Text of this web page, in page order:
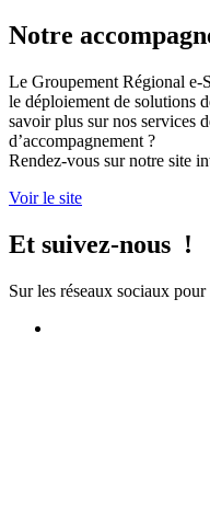
Notre
Le Groupement Régional e-
le déploiement de solutions
savoir plus sur nos services
d’accompagnement ?
Rendez-vous sur notre site
Voir le site
Et suivez-nous !
Sur les réseaux sociaux